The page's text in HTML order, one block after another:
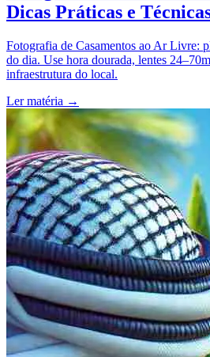
Dicas Práticas e
Fotografia de Casamentos ao Ar Livre:
do dia. Use hora dourada, lentes
infraestrutura do local.
Ler matéria →